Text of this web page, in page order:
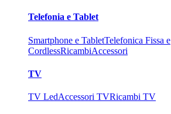
Telefonia e Tablet
Smartphone e TabletTelefonica Fissa e
CordlessRicambiAccessori
TV
TV LedAccessori TVRicambi TV